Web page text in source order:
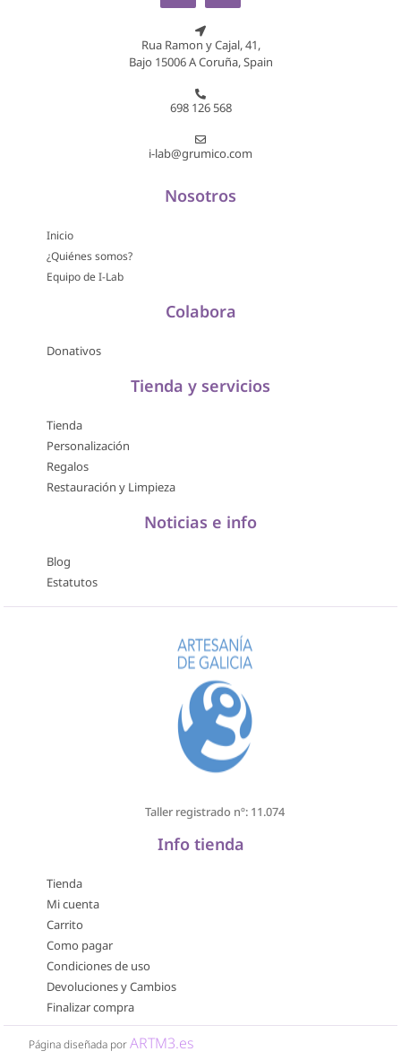
Rua Ramon y Cajal, 41,
Bajo 15006 A Coruña, Spain
698 126 568
i-lab@grumico.com
Nosotros
Inicio
¿Quiénes somos?
Equipo de I-Lab
Colabora
Donativos
Tienda y servicios
Tienda
Personalización
Regalos
Restauración y Limpieza
Noticias e info
Blog
Estatutos
Taller registrado nº: 11.074
Info tienda
Tienda
Mi cuenta
Carrito
Como pagar
Condiciones de uso
Devoluciones y Cambios
Finalizar compra
Página diseñada porARTM3.es